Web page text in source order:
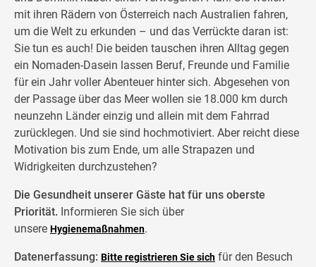
mit ihren Rädern von Österreich nach Australien fahren,
um die Welt zu erkunden – und das Verrückte daran ist:
Sie tun es auch! Die beiden tauschen ihren Alltag gegen
ein Nomaden-Dasein lassen Beruf, Freunde und Familie
für ein Jahr voller Abenteuer hinter sich. Abgesehen von
der Passage über das Meer wollen sie 18.000 km durch
neunzehn Länder einzig und allein mit dem Fahrrad
zurücklegen. Und sie sind hochmotiviert. Aber reicht diese
Motivation bis zum Ende, um alle Strapazen und
Widrigkeiten durchzustehen?
Die Gesundheit unserer Gäste hat für uns oberste
Priorität. Informieren Sie sich über
unsere Hygienemaßnahmen.
Datenerfassung: Bitte registrieren Sie sich für den Besuch